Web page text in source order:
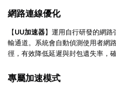
網路連線優化
【UU加速器】運用自行研發的網
輸通道。系統會自動偵測使用者網
徑，有效降低延遲與封包遺失率，
專屬加速模式